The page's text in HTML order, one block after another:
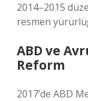
2014–2015
resmen
ABD ve
Reform
2017’de ABD